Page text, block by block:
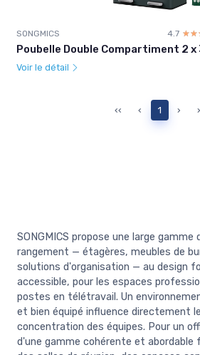
SONGMICS 4.7
Poubelle Double Compartiment 2 x
Voir le détail
‹‹ ‹ 1 ›
SONGMICS propose une large gamme
rangement — étagères, meubles de
solutions d'organisation — au design
accessible, pour les espaces
postes en télétravail. Un
et bien équipé influence directement
concentration des équipes. Pour un
d'une gamme cohérente et abordable